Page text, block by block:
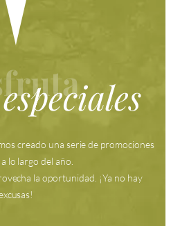
creado una serie de promociones
lo largo del año.
la oportunidad. ¡Ya no hay